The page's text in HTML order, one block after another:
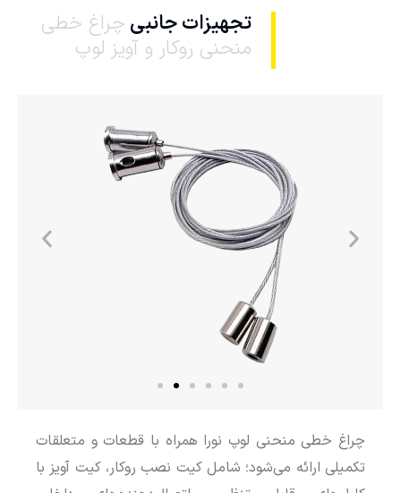
تجهیزات جانبی چراغ خطی
منحنی روکار و آویز لوپ
چراغ خطی منحنی لوپ نورا همراه با قطعات و متعلقات
تکمیلی ارائه می‌شود؛ شامل کیت نصب روکار، کیت آویز با